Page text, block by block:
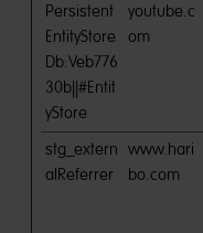
Persistent
EntityStore
Db:Veb776
30b||#Entit
yStore
youtube.c
om
stg_extern
alReferrer
www.hari
bo.com